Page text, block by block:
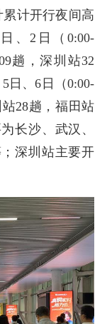
累计开行夜间高
、2日（0:00-
趟，深圳站32
日、6日（0:00-
28趟，福田站
长沙、武汉、
深圳站主要开